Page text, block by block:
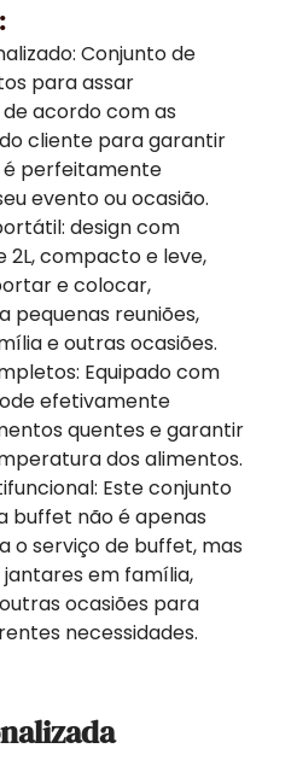
Conjunto de
para assar
acordo com as
cliente para garantir
é perfeitamente
evento ou ocasião.
design com
2L, compacto e leve,
e colocar,
pequenas reuniões,
e outras ocasiões.
Equipado com
efetivamente
quentes e garantir
dos alimentos.
Este conjunto
buffet não é apenas
o serviço de buffet, mas
em família,
ocasiões para
necessidades.